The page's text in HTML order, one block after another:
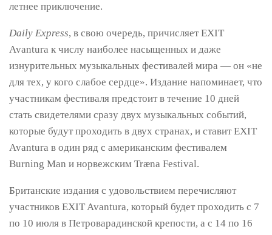
летнее приключение.
Daily Express, в свою очередь, причисляет EXIT
Avantura к числу наиболее насыщенных и даже
изнурительных музыкальных фестивалей мира — он «не
для тех, у кого слабое сердце». Издание напоминает, что
участникам фестиваля предстоит в течение 10 дней
стать свидетелями сразу двух музыкальных событий,
которые будут проходить в двух странах, и ставит EXIT
Avantura в один ряд с американским фестивалем
Burning Man и норвежским Træna Festival.
Британские издания с удовольствием перечисляют
участников EXIT Avantura, который будет проходить с 7
по 10 июля в Петроварадинской крепости, а с 14 по 16